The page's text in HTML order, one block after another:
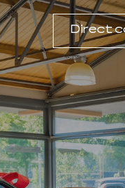
Direct